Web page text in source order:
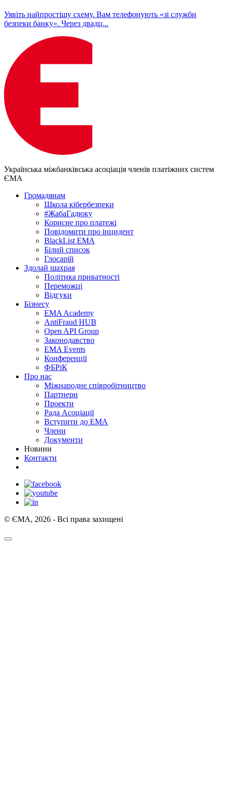
Уявіть найпростішу схему. Вам телефонують «зі служби
безпеки банку». Через двадц...
Українська міжбанківська асоціація членів платіжних систем
ЄМА
Громадянам
Школа кібербезпеки
#ЖабаГадюку
Корисне про платежі
Повідомити про інцидент
BlackList EMA
Білий список
Глосарій
Здолай шахрая
Політика приватності
Переможцi
Відгуки
Бізнесу
EMA Academy
AntiFraud HUB
Open API Group
Законодавство
EMA Events
Конференції
ФБРіК
Про нас
Міжнародне співробітництво
Партнери
Проекти
Рада Асоціації
Вступити до ЕМА
Члени
Документи
Новини
Контакти
© ЄМА, 2026 - Всі права захищені